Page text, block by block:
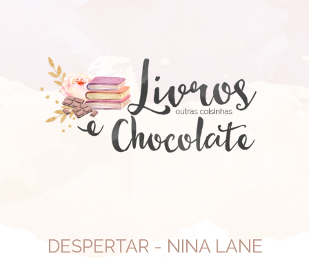
DESPERTAR - NINA LANE